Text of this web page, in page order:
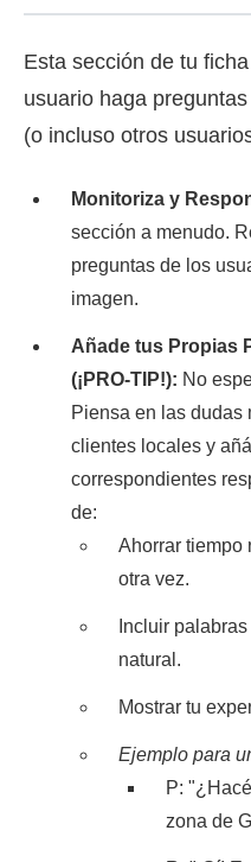
Esta sección de tu
usuario haga
(o incluso otros
Monitoriza y
sección a menudo.
preguntas de los
imagen.
Añade tus Propias
(¡PRO-TIP!): No
Piensa en las dudas
clientes locales y
correspondientes
de:
Ahorrar tiempo
otra vez.
Incluir
natural.
Mostrar tu
Ejemplo para
P:
zona de